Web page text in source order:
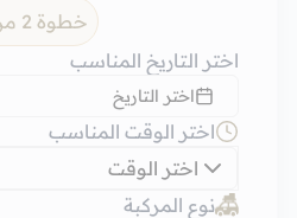
خطوة 2 من 2
اختر التاريخ المناسب
اختر التاريخ
اختر الوقت المناسب
اختر الوقت
نوع المركبة